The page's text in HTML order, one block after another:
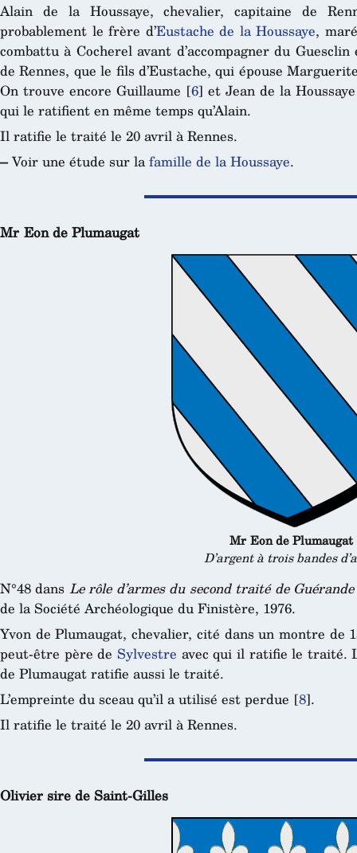
Alain de la Houssaye, chevalier, capitaine de
probablement le frère d’Eustache de la Houssaye,
combattu à Cocherel avant d’accompagner du
de Rennes, que le fils d’Eustache, qui épouse
On trouve encore Guillaume [6] et Jean de la Houssaye
qui le ratifient en même temps qu’Alain.
Il ratifie le traité le 20 avril à Rennes.
–Voir une étude sur la famille de la Houssaye.
Mr Eon de Plumaugat
Mr Eon de Plumaugat
D’argent à trois bandes
N°48 dans Le rôle d’armes du second traité de
de la Société Archéologique du Finistère, 1976.
Yvon de Plumaugat, chevalier, cité dans un montre de
peut-être père de Sylvestre avec qui il ratifie le traité.
de Plumaugat ratifie aussi le traité.
L’empreinte du sceau qu’il a utilisé est perdue [8].
Il ratifie le traité le 20 avril à Rennes.
Olivier sire de Saint-Gilles